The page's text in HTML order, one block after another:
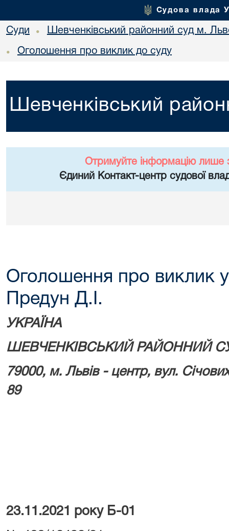
Судова влада
Суди • Шевченківський районний суд м.
• Оголошення про виклик до суду
Шевченківський
Отримуйте інформацію лише
Єдиний Контакт-центр судової
Оголошення про виклик у
Предун Д.І.
УКРАЇНА
ШЕВЧЕНКІВСЬКИЙ РАЙОННИЙ
79000, м. Львів - центр, вул.
89
23.11.2021 року Б-01